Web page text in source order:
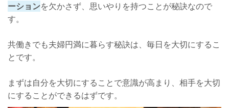
ーションを欠かさず、思いやりを持つことが秘訣なので
す。
共働きでも夫婦円満に暮らす秘訣は、毎日を大切にするこ
とです。
まずは自分を大切にすることで意識が高まり、相手を大切
にすることができるはずです。